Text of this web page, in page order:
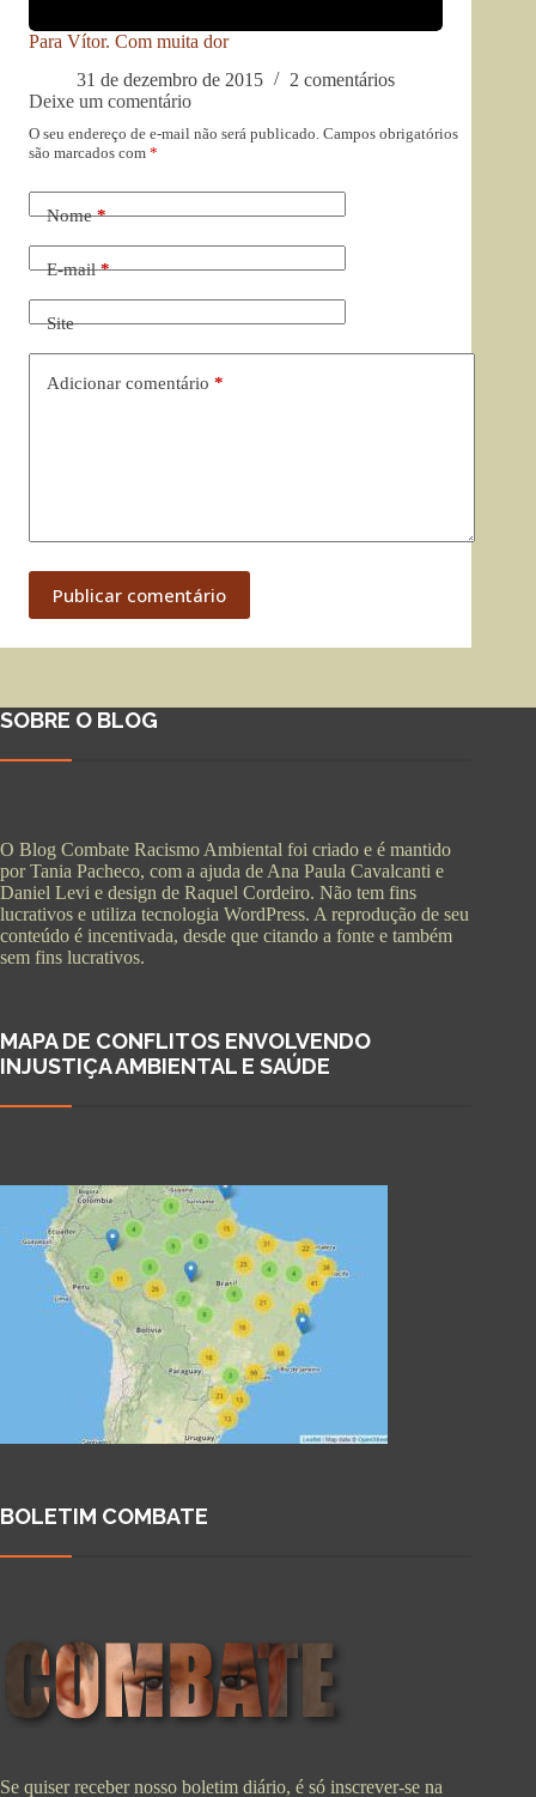
Para Vítor. Com muita dor
31 de dezembro de 2015
2 comentários
Deixe um comentário
O seu endereço de e-mail não será publicado. Campos obrigatórios
são marcados com *
Nome*
E-mail*
Site
Adicionar comentário *
Publicar comentário
SOBRE O BLOG
O Blog Combate Racismo Ambiental foi criado e é mantido
por Tania Pacheco, com a ajuda de Ana Paula Cavalcanti e
Daniel Levi e design de Raquel Cordeiro. Não tem fins
lucrativos e utiliza tecnologia WordPress. A reprodução de seu
conteúdo é incentivada, desde que citando a fonte e também
sem fins lucrativos.
MAPA DE CONFLITOS ENVOLVENDO
INJUSTIÇA AMBIENTAL E SAÚDE
BOLETIM COMBATE
Se quiser receber nosso boletim diário, é só inscrever-se na